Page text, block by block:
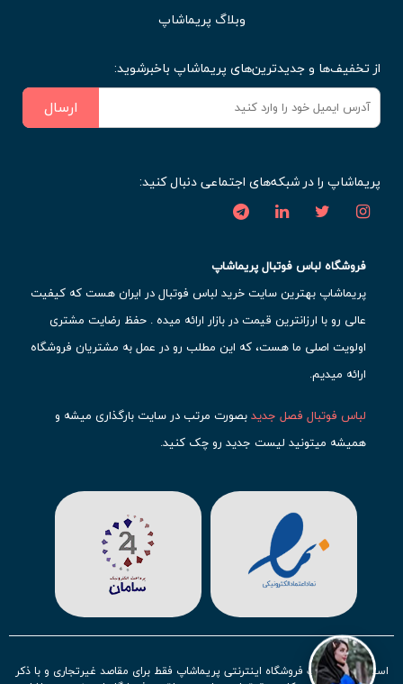
وبلاگ پریماشاپ
از تخفیف‌ها و جدیدترین‌های پریماشاپ باخبرشوید:
ارسال
پریماشاپ را در شبکه‌های اجتماعی دنبال کنید:
فروشگاه لباس فوتبال پریماشاپ
پریماشاپ بهترین سایت خرید لباس فوتبال در ایران هست که کیفیت
عالی رو با ارزانترین قیمت در بازار ارائه میده . حفظ رضایت مشتری
اولویت اصلی ما هست، که این مطلب رو در عمل به مشتریان فروشگاه
ارائه میدیم.
لباس فوتبال فصل جدیدبصورت مرتب در سایت بارگذاری میشه و
همیشه میتونید لیست جدید رو چک کنید.
حتما مشاهده کنید که قطعا برای تیم های مطرح دنیای فوتبال، تعداد
بیشتری محصول موجود میشه. این مورد شامل
لباس رئال مادرید
لباس اینتر میامی لباس منچستر سیتی
آث میلان میشه.
در ایران هملباس استقلال،لباس پرسپولیسولباس تیم ملی
ایرانتوجه زیادی بشون شده و تقریبا تمام محصولاتشون رو موجود
استفاده از مطالب فروشگاه اینترنتی پریماشاپ فقط برای مقاصد غیرتجاری و با ذکر